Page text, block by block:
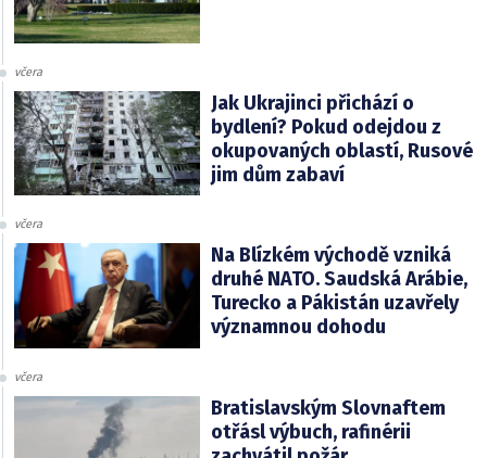
včera
Jak Ukrajinci přichází o
bydlení? Pokud odejdou z
okupovaných oblastí, Rusové
jim dům zabaví
včera
Na Blízkém východě vzniká
druhé NATO. Saudská Arábie,
Turecko a Pákistán uzavřely
významnou dohodu
včera
Bratislavským Slovnaftem
otřásl výbuch, rafinérii